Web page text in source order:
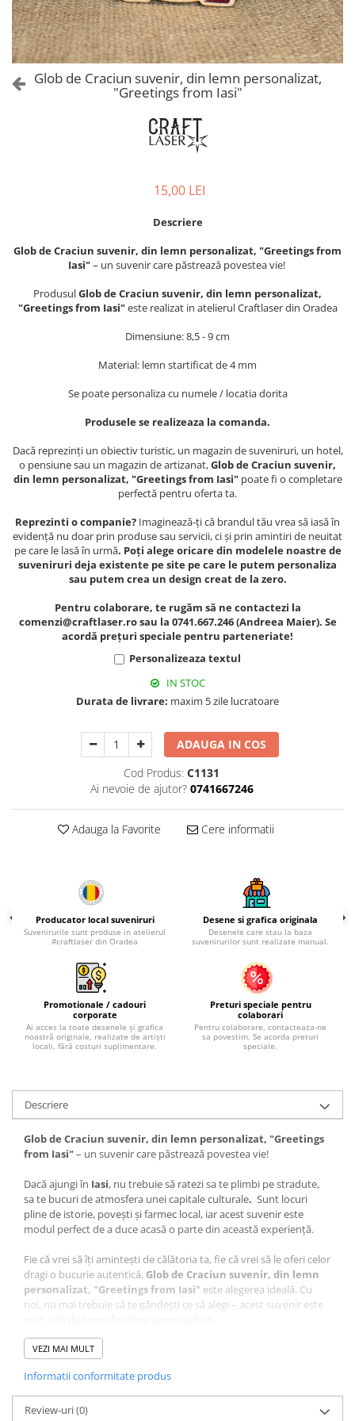
Castelul Peles
Cetatea Alba Carolina
Cetatea de Scaun a Sucevei
Cetatea Oradea
Bojdeuca "Ion Creanga", Iasi
Casa Junimii Iasi (Muzeul Vasile
Castelul Julia Hasdeu (Muzeul
Memorial B.P. Hasdeu)
Cazinoul Constanta
Nicolae Gane)
Muzeul National Brukenthal Sibiu
Muzeul National de Istorie a
Muzeul Unirii Iasi
Orase si zone istorice
Brasov
Bucuresti
Cluj Napoca
Iasi
Maramures
Oradea
Timisoara
Palate si Curti Domnesti
Curtea Domneasca, Targoviste
Cani suvenir
Colectia "Orase Medievale"
Colectia Semne de carte Suvenir
Semn de carte suvenir acuarela
Magneti de frigider din lemn,
gravati
Mitul Dracula
Personalitati istorice si culturale
Suport pahare suvenir
Suport pahare suvenir din lemn
Tablou suvenir
Tablouri acuarela
Tablouri metalice
Colectia "Belle Epoque"
Colectia "Visit Romania"
Colectia Vintage
Glob de Craciun suvenir, din lemn personalizat,
"Greetings from Iasi"
15,00 LEI
Descriere
Glob de Craciun suvenir, din lemn personalizat, "Greetings from
Iasi"– un suvenir care păstrează povestea vie!
ProdusulGlob de Craciun suvenir, din lemn personalizat,
"Greetings from Iasi"este realizat in atelierul Craftlaser din Oradea
Dimensiune: 8,5 - 9 cm
Material: lemn startificat de 4 mm
Se poate personaliza cu numele / locatia dorita
Produsele se realizeaza la comanda.
Dacă reprezinți un obiectiv turistic, un magazin de suveniruri, un hotel,
o pensiune sau un magazin de artizanat,Glob de Craciun suvenir,
din lemn personalizat, "Greetings from Iasi" poate fi o completare
perfectă pentru oferta ta.
Reprezinti o companie? Imaginează-ți că brandul tău vrea să iasă în
evidență nu doar prin produse sau servicii, ci și prin amintiri de neuitat
pe care le lasă în urmă. Poți alege oricare din modelele noastre de
suveniruri deja existente pe site pe care le putem personaliza
sau putem crea un design creat de la zero.
Pentru colaborare, te rugăm să ne contactezi la
comenzi@craftlaser.ro sau la 0741.667.246 (Andreea Maier). Se
acordă prețuri speciale pentru parteneriate!
Personalizeaza textul
IN STOC
Durata de livrare: maxim 5 zile lucratoare
ADAUGA IN COS
Cod Produs: C1131
Ai nevoie de ajutor? 0741667246
Adauga la Favorite Cere informatii
Producator local suveniruri
Suvenirurile sunt produse in atelierul
#craftlaser din Oradea
Desene si grafica originala
Desenele care stau la baza
suvenirurilor sunt realizate manual.
Promotionale / cadouri
corporate
Ai acces la toate desenele și grafica
noastră originale, realizate de artiști
locali, fără costuri suplimentare.
Preturi speciale pentru
colaborari
Pentru colaborare, contacteaza-ne
sa povestim. Se acorda preturi
speciale.
Descriere
Glob de Craciun suvenir, din lemn personalizat, "Greetings
from Iasi"– un suvenir care păstrează povestea vie!
Dacă ajungi în Iasi, nu trebuie să ratezi sa te plimbi pe stradute,
sa te bucuri de atmosfera unei capitale culturale. Sunt locuri
pline de istorie, povești și farmec local, iar acest suvenir este
modul perfect de a duce acasă o parte din această experiență.
Fie că vrei să îți amintești de călătoria ta, fie că vrei să le oferi celor
dragi o bucurie autentică, Glob de Craciun suvenir, din lemn
personalizat, "Greetings from Iasi" este alegerea ideală. Cu
noi, nu mai trebuie să te gândești ce să alegi – acest suvenir este
Ce face acest suvenir special?
din Oradea, fiecare produs este lucrat cu grijă pentru a păstra
autenticitatea locului.
Artă personalizată
: Grafica care stă la baza acestui suvenir
VEZI MAI MULT
Informatii conformitate produs
Review-uri(0)